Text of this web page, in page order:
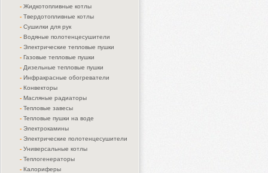
- Жидкотопливные котлы
- Твердотопливные котлы
- Сушилки для рук
- Водяные полотенцесушители
- Электрические тепловые пушки
- Газовые тепловые пушки
- Дизельные тепловые пушки
- Инфракрасные обогреватели
- Конвекторы
- Масляные радиаторы
- Тепловые завесы
- Тепловые пушки на воде
- Электрокамины
- Электрические полотенцесушители
- Универсальные котлы
- Теплогенераторы
- Калориферы